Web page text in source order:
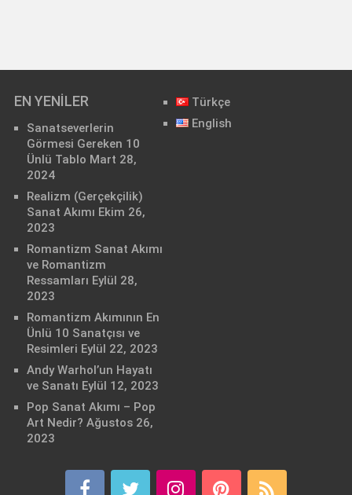
EN YENILER
Sanatseverlerin
Görmesi Gereken 10
Ünlü Tablo Mart 28,
2024
Realizm (Gerçekçilik)
Sanat Akımı Ekim 26,
2023
Romantizm Sanat Akımı
ve Romantizm
Ressamları Eylül 28,
2023
Romantizm Akımının En
Ünlü 10 Sanatçısı ve
Resimleri Eylül 22, 2023
Andy Warhol’un Hayatı
ve Sanatı Eylül 12, 2023
Pop Sanat Akımı – Pop
Art Nedir? Ağustos 26,
2023
Türkçe
English